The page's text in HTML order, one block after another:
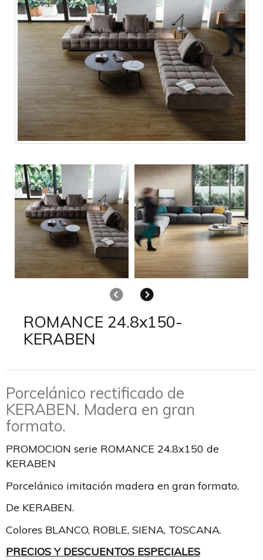
AnteriorSiguiente
ROMANCE 24.8x150-
KERABEN
Porcelánico rectificado de
KERABEN. Madera en gran
formato.
PROMOCION serie ROMANCE 24.8x150 de
KERABEN
Porcelánico imitación madera en gran formato.
De KERABEN.
Colores BLANCO, ROBLE, SIENA, TOSCANA.
PRECIOS Y DESCUENTOS ESPECIALES